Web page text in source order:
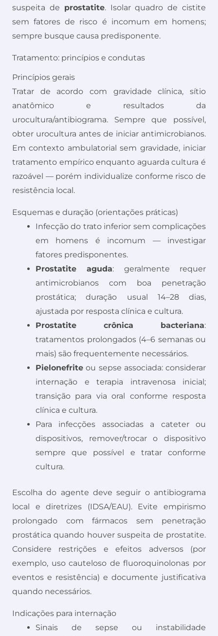
suspeita de prostatite. Isolar quadro de cistite
sem fatores de risco é incomum em homens;
sempre busque causa predisponente.
Tratamento: princípios e condutas
Princípios gerais
Tratar de acordo com gravidade clínica, sítio
anatômico e resultados da
urocultura/antibiograma. Sempre que possível,
obter urocultura antes de iniciar antimicrobianos.
Em contexto ambulatorial sem gravidade, iniciar
tratamento empírico enquanto aguarda cultura é
razoável — porém individualize conforme risco de
resistência local.
Esquemas e duração (orientações práticas)
Infecção do trato inferior sem complicações
em homens é incomum — investigar
fatores predisponentes.
Prostatite aguda: geralmente requer
antimicrobianos com boa penetração
prostática; duração usual 14–28 dias,
ajustada por resposta clínica e cultura.
Prostatite crônica bacteriana:
tratamentos prolongados (4–6 semanas ou
mais) são frequentemente necessários.
Pielonefrite ou sepse associada: considerar
internação e terapia intravenosa inicial;
transição para via oral conforme resposta
clínica e cultura.
Para infecções associadas a cateter ou
dispositivos, remover/trocar o dispositivo
sempre que possível e tratar conforme
cultura.
Escolha do agente deve seguir o antibiograma
local e diretrizes (IDSA/EAU). Evite empirismo
prolongado com fármacos sem penetração
prostática quando houver suspeita de prostatite.
Considere restrições e efeitos adversos (por
exemplo, uso cauteloso de fluoroquinolonas por
eventos e resistência) e documente justificativa
quando necessários.
Indicações para internação
Sinais de sepse ou instabilidade